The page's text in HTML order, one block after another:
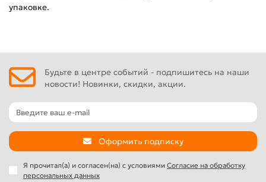
упаковке.
Будьте в центре событий - подпишитесь на наши
новости! Новинки, скидки, акции.
Оформить подписку
Я прочитал(а) и согласен(на) с условиями Согласие на обработку
персональных данных